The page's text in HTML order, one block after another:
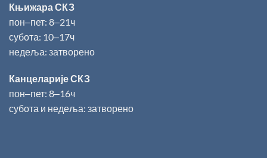
Књижара СКЗ
пон‒пет: 8‒21ч
субота: 10‒17ч
недеља: затворено
Канцеларије СКЗ
пон‒пет: 8‒16ч
субота и недеља: затворено